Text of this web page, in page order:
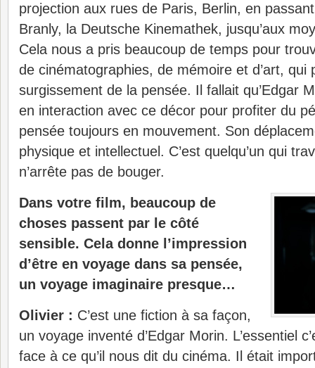
projection aux rues de Paris, Berlin, en
Branly, la Deutsche Kinemathek, jusqu’aux
Cela nous a pris beaucoup de temps pour
de cinématographies, de mémoire et d’art, qui
surgissement de la pensée. Il fallait qu’Edgar
en interaction avec ce décor pour profiter du
pensée toujours en mouvement. Son
physique et intellectuel. C’est quelqu’un qui
n’arrête pas de bouger.
Dans votre film, beaucoup de
choses passent par le côté
sensible. Cela donne l’impression
d’être en voyage dans sa pensée,
un voyage imaginaire presque…
Olivier : C’est une fiction à sa façon,
un voyage inventé d’Edgar Morin. L’essentiel
face à ce qu’il nous dit du cinéma. Il était